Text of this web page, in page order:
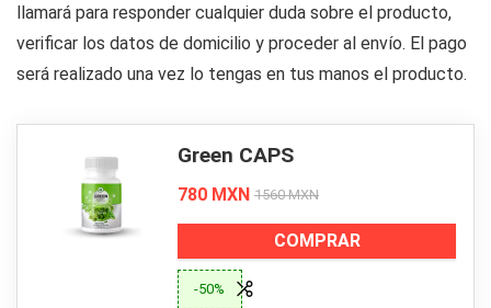
llamará para responder cualquier duda sobre el producto,
verificar los datos de domicilio y proceder al envío. El pago
será realizado una vez lo tengas en tus manos el producto.
Green CAPS
780 MXN 1560 MXN
COMPRAR
-50%